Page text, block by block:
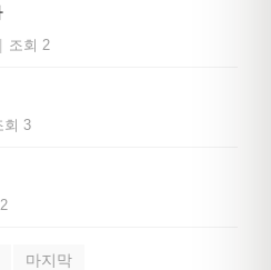
조회 2
회 3
마지막